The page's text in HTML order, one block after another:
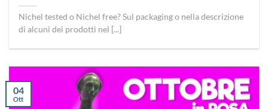
Nichel tested o Nichel free? Sul packaging o nella descrizione
di alcuni dei prodotti nel [...]
04
Ott